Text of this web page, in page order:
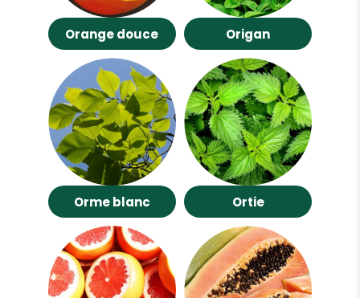
Orange douce Origan
Orme blanc Ortie